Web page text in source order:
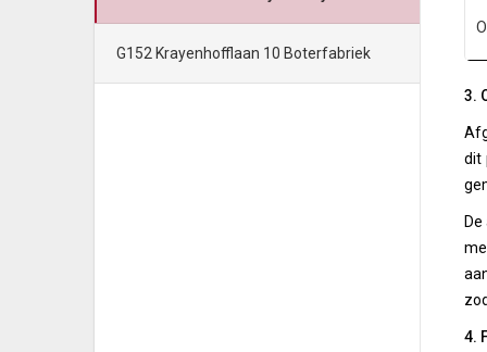
G152 Krayenhofflaan 10 Boterfabriek
3.
dit
4.